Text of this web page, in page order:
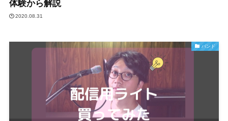
体験から解説
2020.08.31
バンド